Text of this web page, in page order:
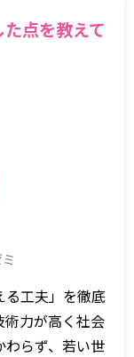
点を教えて
る工夫」を徹底
術力が高く社会
わらず、若い世